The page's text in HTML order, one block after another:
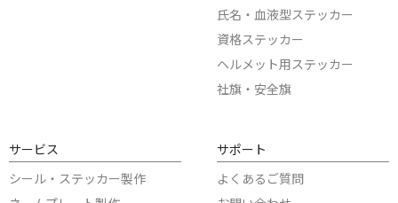
氏名・血液型ステッカー
資格ステッカー
ヘルメット用ステッカー
社旗・安全旗
サービス
シール・ステッカー製作
サポート
よくあるご質問